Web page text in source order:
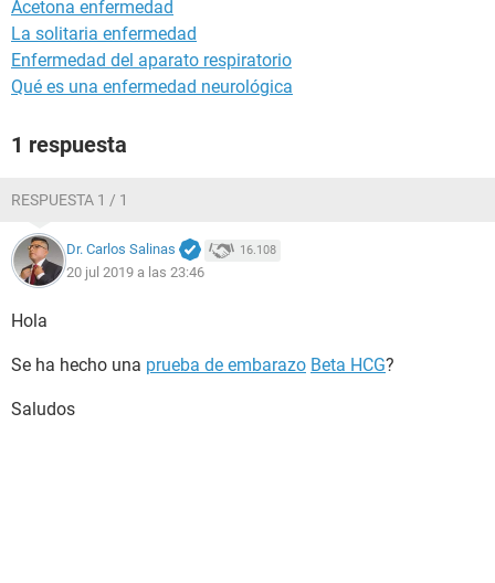
Acetona enfermedad
La solitaria enfermedad
Enfermedad del aparato respiratorio
Qué es una enfermedad neurológica
1 respuesta
RESPUESTA 1 / 1
Dr. Carlos Salinas 16.108
20 jul 2019 a las 23:46
Hola
Se ha hecho una prueba de embarazo Beta HCG?
Saludos